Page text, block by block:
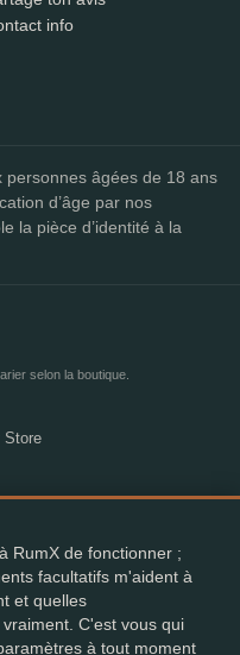
info
personnes âgées de 18 ans
d’âge par nos
la pièce d’identité à la
selon la boutique.
Store
(EUTM n° 018407164).
générales
RumX de fonctionner ;
facultatifs m'aident à
et quelles
C'est vous qui
à tout moment